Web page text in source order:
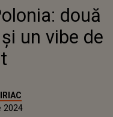
ȘI UN VIBE DEdouă
un vibe de
2024